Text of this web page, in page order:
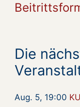
Die
Aug. 5, 19:00